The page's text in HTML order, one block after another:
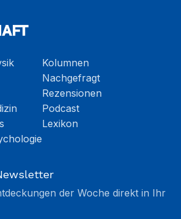
Kolumnen
Nachgefragt
Rezensionen
Podcast
Lexikon
der Woche direkt in Ihr